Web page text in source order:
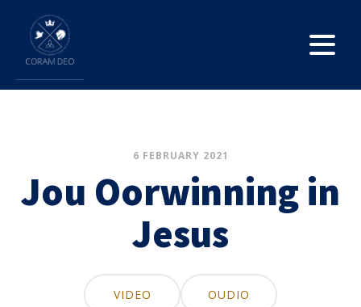
6 FEBRUARY 2021
Jou Oorwinning in
Jesus
VIDEO OUDIO